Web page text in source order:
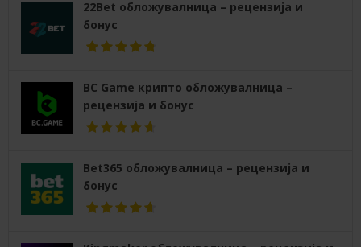
22Bet обложувалница – рецензија и
бонус
BC Game крипто обложувалница –
рецензија и бонус
Bet365 обложувалница – рецензија и
бонус